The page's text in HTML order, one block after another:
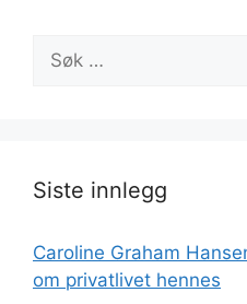
etter:
Siste innlegg
Caroline Graham
om privatlivet hennes